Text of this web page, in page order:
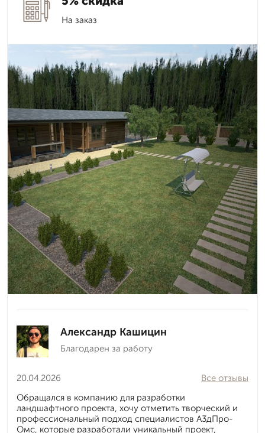
На заказ
Александр Кашицин
Благодарен за работу
20.04.2026
Все отзывы
Обращался в компанию для разработки
ландшафтного проекта, хочу отметить творческий и
профессиональный подход специалистов А3дПро-
Омс, которые разработали уникальный проект,